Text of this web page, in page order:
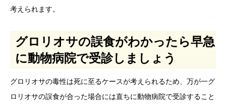
考えられます。
グロリオサの誤食がわかったら早急
に動物病院で受診しましょう
グロリオサの毒性は死に至るケースが考えられるため、万が一グ
ロリオサの誤食が合った場合には直ちに動物病院で受診すること